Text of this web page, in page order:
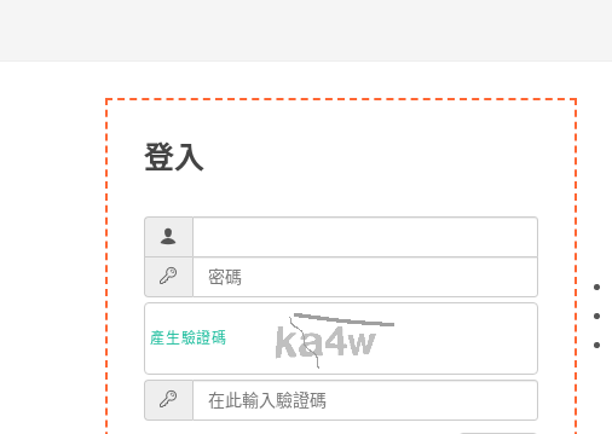
登入
產生驗證碼